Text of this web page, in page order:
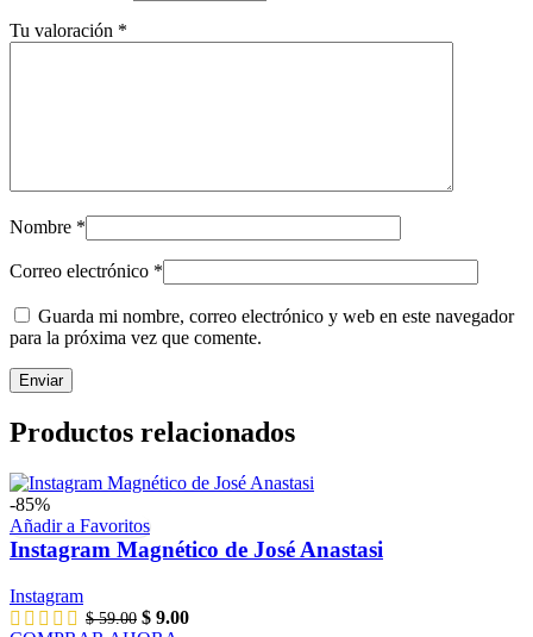
Tu valoración *
Nombre *
Correo electrónico *
Guarda mi nombre, correo electrónico y web en este navegador
para la próxima vez que comente.
Productos relacionados
-85%
Añadir a Favoritos
Instagram Magnético de José Anastasi
Instagram
$59.00 El
$ 9.00El